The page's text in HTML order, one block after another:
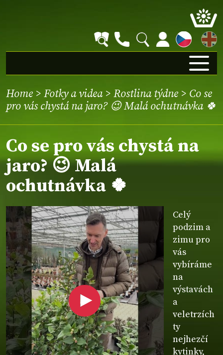
EN
Home > Fotky a videa> Rostlina týdne > Co se
pro vás chystá na jaro? 😉 Malá ochutnávka 🍀
Co se pro vás chystá na
jaro? 😉 Malá
ochutnávka 🍀
Celý
podzim a
zimu pro
vás
vybíráme
na
výstavách
a
veletrzích
ty
nejhezčí
kytinky,